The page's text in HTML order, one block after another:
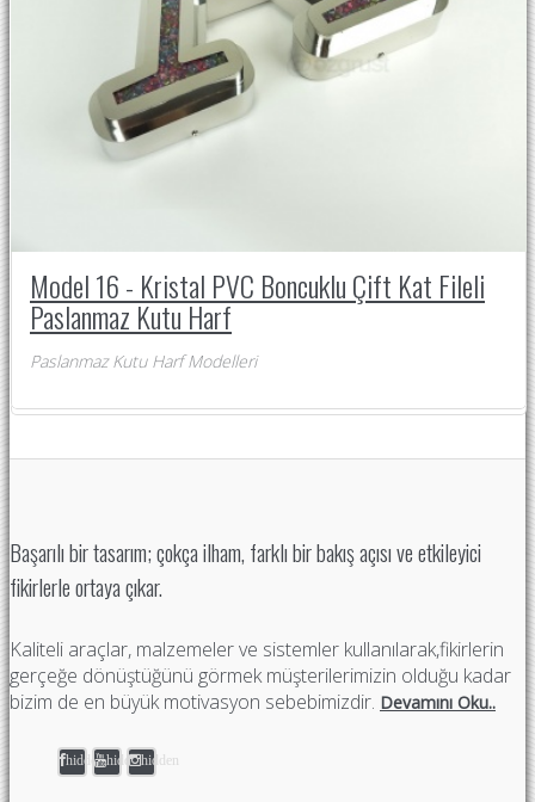
Model 16 - Kristal PVC Boncuklu Çift Kat Fileli
Paslanmaz Kutu Harf
Paslanmaz Kutu Harf Modelleri
Başarılı bir tasarım; çokça ilham, farklı bir bakış açısı ve etkileyici
fikirlerle ortaya çıkar.
Kaliteli araçlar, malzemeler ve sistemler kullanılarak,fikirlerin
gerçeğe dönüştüğünü görmek müşterilerimizin olduğu kadar
bizim de en büyük motivasyon sebebimizdir. Devamını Oku..
hidden hiddenhidden